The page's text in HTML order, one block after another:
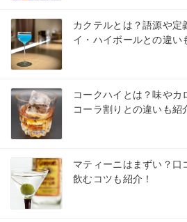
カクテルとは？語源や定
イ・ハイボールとの違い
コークハイとは？味や
コーラ割りとの違いも紹
マティーニはまずい？口
飲むコツも紹介！